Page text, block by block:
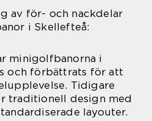
av för- och nackdelar
i Skellefteå:
minigolfbanorna i
och förbättrats för att
Tidigare
traditionell design med
layouter.